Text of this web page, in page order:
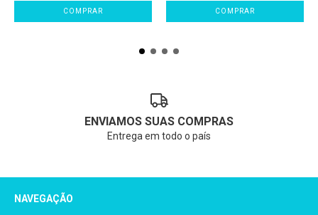
COMPRAR COMPRAR
ENVIAMOS SUAS COMPRAS
Entrega em todo o país
NAVEGAÇÃO